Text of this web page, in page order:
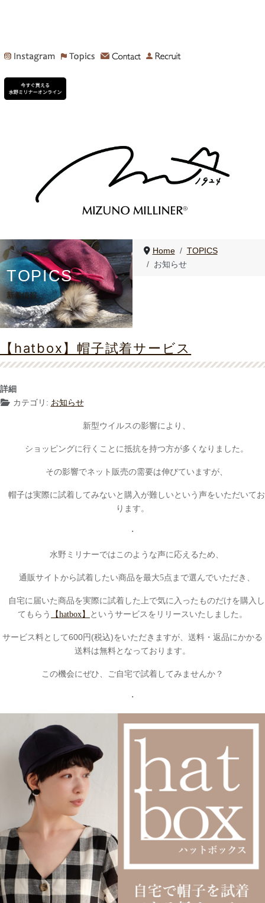
TOPICS
新着情報
Home
TOPICS
お知らせ
【hatbox】帽子試着サービス
詳細
カテゴリ: お知らせ
新型ウイルスの影響により、
ショッピングに行くことに抵抗を持つ方が多くなりました。
その影響でネット販売の需要は伸びていますが、
帽子は実際に試着してみないと購入が難しいという声をいただいてお
ります。
・
水野ミリナーではこのような声に応えるため、
通販サイトから試着したい商品を最大5点まで選んでいただき、
自宅に届いた商品を実際に試着した上で気に入ったものだけを購入し
てもらう
【hatbox】 というサービスをリリースいたしました。
サービス料として600円(税込)をいただきますが、送料・返品にかかる
送料は無料となっております。
この機会にぜひ、ご自宅で試着してみませんか？
・